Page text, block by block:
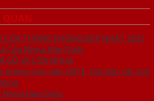
QUAN
CỬA THÔNG PHÒNG ĐẸP NHẤT 2021
Cửa Nhựa Hàn Quốc
GỖ VÀ CỬA NHỰA
phòng loại nào tốt?】Giá bán các loại
Nhựa Hàn Quốc